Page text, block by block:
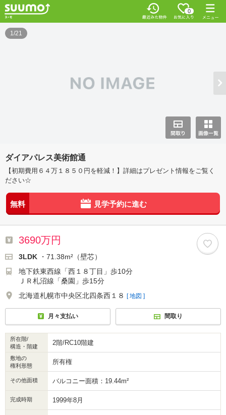
0
1/21
ダイアパレス美術館通
【初期費用６４万１８５０円を軽減！】詳細はプレゼント情報をご覧く
ださい☆
無料 見学予約に進む
3690万円
3LDK
・71.38m²（壁芯）
地下鉄東西線「西１８丁目」歩10分
ＪＲ札沼線「桑園」歩15分
北海道札幌市中央区北四条西１８ [ 地図 ]
月々支払い 間取り
所在階/
構造・階建
2階/RC10階建
敷地の
権利形態
所有権
その他面積 バルコニー面積：19.44m²
完成時期 1999年8月